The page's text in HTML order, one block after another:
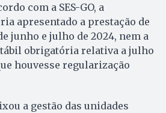
com a SES-GO, a
apresentado a prestação de
junho e julho de 2024, nem a
obrigatória relativa a julho
houvesse regularização
a gestão das unidades